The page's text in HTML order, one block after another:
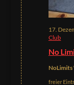
No
17.
Club
NoLimits
freier